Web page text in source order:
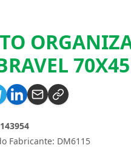
Fabricante: DM6115